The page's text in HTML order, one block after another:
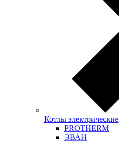
Котлы электрические
PROTHERM
ЭВАН